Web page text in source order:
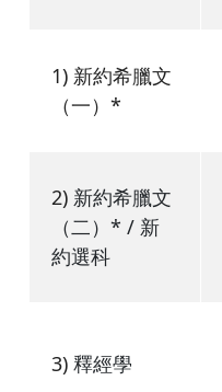
1) 新約希臘文
（一）*
2) 新約希臘文
（二）* / 新
約選科
3) 釋經學